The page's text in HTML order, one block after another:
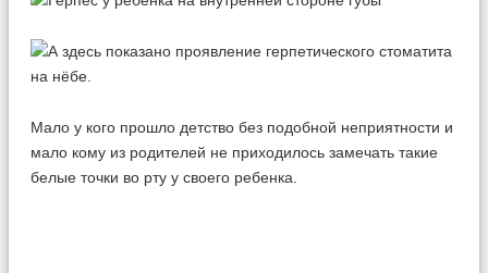
Мало у кого прошло детство без подобной неприятности и
мало кому из родителей не приходилось замечать такие
белые точки во рту у своего ребенка.